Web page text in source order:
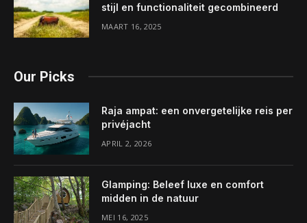
stijl en functionaliteit gecombineerd
MAART 16, 2025
Our Picks
Raja ampat: een onvergetelijke reis per
privéjacht
APRIL 2, 2026
Glamping: Beleef luxe en comfort
midden in de natuur
MEI 16, 2025